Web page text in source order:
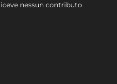
nessun contributo